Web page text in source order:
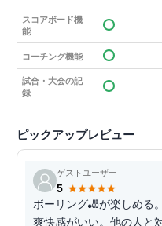
スコアボード機
能
コーチング機能
試合・大会の記
録
ピックアップレビュー
ゲストユーザー
5
ボーリング🎳が楽しめる
爽快感がいい。他の人と